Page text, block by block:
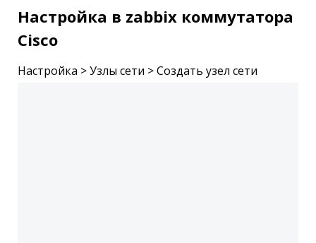
Настройка в zabbix коммутатора
Cisco
Настройка > Узлы сети > Создать узел сети